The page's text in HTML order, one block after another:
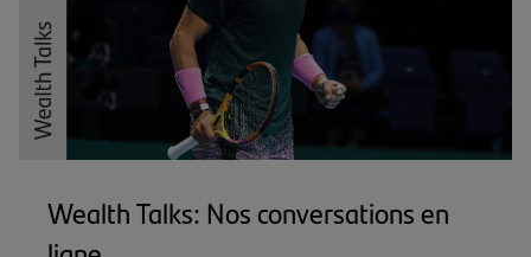
Wealth Talks: Nos conversations en